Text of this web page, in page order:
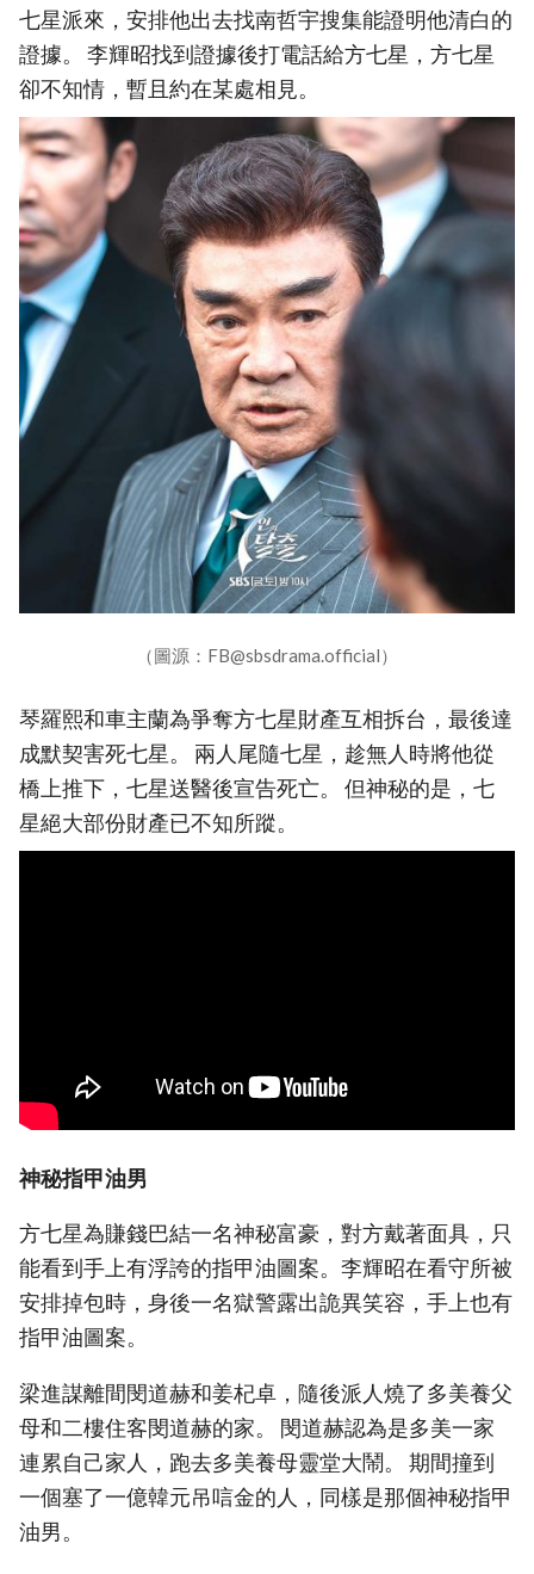
七星派來，安排他出去找南哲宇搜集能證明他清白的
證據。 李輝昭找到證據後打電話給方七星，方七星
卻不知情，暫且約在某處相見。
（圖源：FB@sbsdrama.official）
琴羅熙和車主蘭為爭奪方七星財產互相拆台，最後達
成默契害死七星。 兩人尾隨七星，趁無人時將他從
橋上推下，七星送醫後宣告死亡。 但神秘的是，七
星絕大部份財產已不知所蹤。
神秘指甲油男
方七星為賺錢巴結一名神秘富豪，對方戴著面具，只
能看到手上有浮誇的指甲油圖案。李輝昭在看守所被
安排掉包時，身後一名獄警露出詭異笑容，手上也有
指甲油圖案。
梁進謀離間閔道赫和姜杞卓，隨後派人燒了多美養父
母和二樓住客閔道赫的家。 閔道赫認為是多美一家
連累自己家人，跑去多美養母靈堂大鬧。 期間撞到
一個塞了一億韓元吊唁金的人，同樣是那個神秘指甲
油男。